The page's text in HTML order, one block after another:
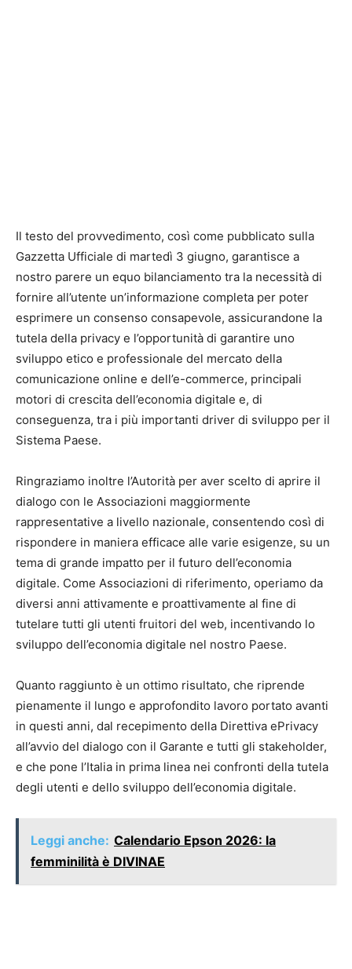
Il testo del provvedimento, così come pubblicato sulla
Gazzetta Ufficiale di martedì 3 giugno, garantisce a
nostro parere un equo bilanciamento tra la necessità di
fornire all’utente un’informazione completa per poter
esprimere un consenso consapevole, assicurandone la
tutela della privacy e l’opportunità di garantire uno
sviluppo etico e professionale del mercato della
comunicazione online e dell’e-commerce, principali
motori di crescita dell’economia digitale e, di
conseguenza, tra i più importanti driver di sviluppo per il
Sistema Paese.
Ringraziamo inoltre l’Autorità per aver scelto di aprire il
dialogo con le Associazioni maggiormente
rappresentative a livello nazionale, consentendo così di
rispondere in maniera efficace alle varie esigenze, su un
tema di grande impatto per il futuro dell’economia
digitale. Come Associazioni di riferimento, operiamo da
diversi anni attivamente e proattivamente al fine di
tutelare tutti gli utenti fruitori del web, incentivando lo
sviluppo dell’economia digitale nel nostro Paese.
Quanto raggiunto è un ottimo risultato, che riprende
pienamente il lungo e approfondito lavoro portato avanti
in questi anni, dal recepimento della Direttiva ePrivacy
all’avvio del dialogo con il Garante e tutti gli stakeholder,
e che pone l’Italia in prima linea nei confronti della tutela
degli utenti e dello sviluppo dell’economia digitale.
Leggi anche: Calendario Epson 2026: la
femminilità è DIVINAE